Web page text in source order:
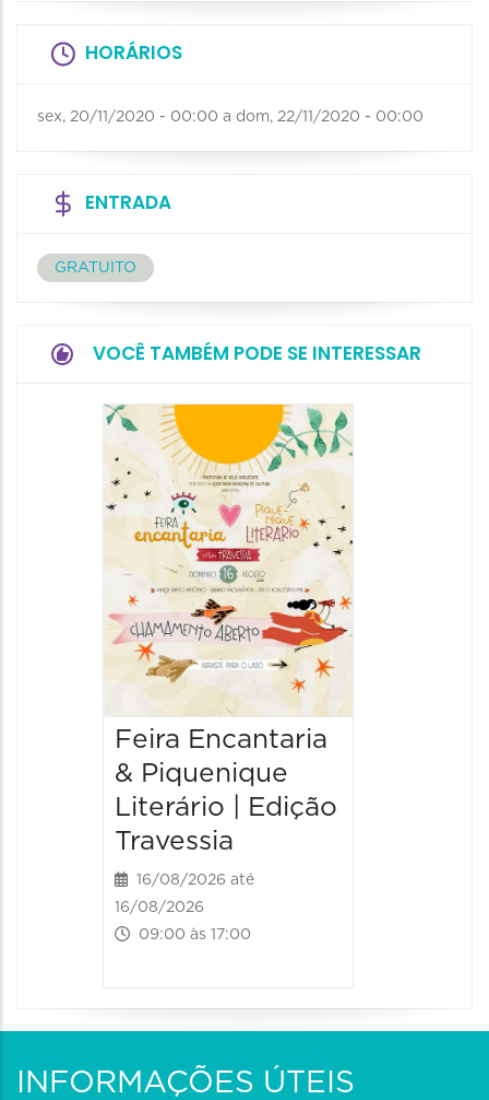
HORÁRIOS
sex, 20/11/2020 - 00:00 a dom, 22/11/2020 - 00:00
ENTRADA
GRATUITO
VOCÊ TAMBÉM PODE SE INTERESSAR
Feira Encantaria
& Piquenique
Literário | Edição
Travessia
16/08/2026 até
16/08/2026
09:00 às 17:00
INFORMAÇÕES ÚTEIS